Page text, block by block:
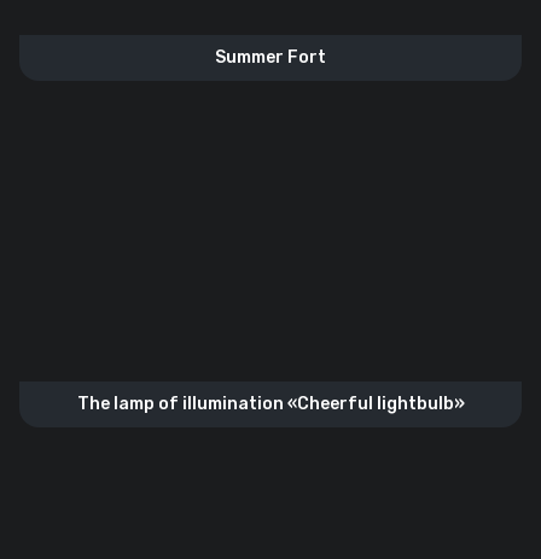
Summer Fort
The lamp of illumination «Cheerful lightbulb»